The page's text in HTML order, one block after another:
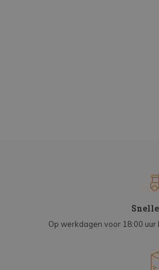
Op werkdagen voor 18:00